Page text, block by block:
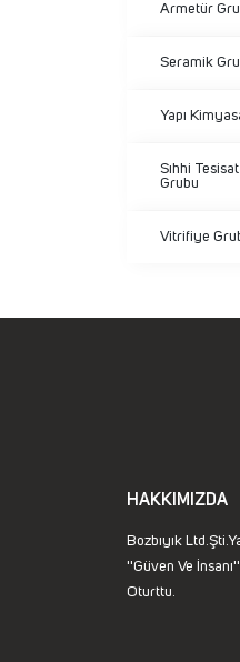
Armetür
Seramik
Yapı
Sıhhi
Grubu
Vitrifiye
HAKKIMIZDA
Bozbıyık
''Güven Ve
Oturttu.